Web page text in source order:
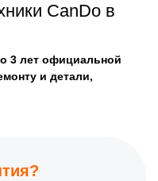
CanDo в
3 лет официальной
и детали,